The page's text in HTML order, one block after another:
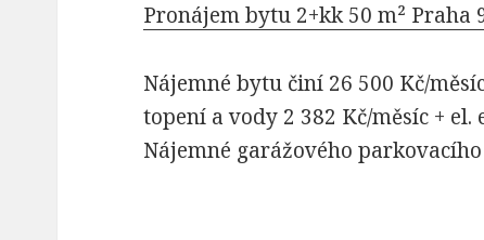
Pronájem bytu 2+kk 50 m²
Nájemné bytu činí 26 500 Kč/
topení a vody 2 382 Kč/měsíc +
Nájemné garážového